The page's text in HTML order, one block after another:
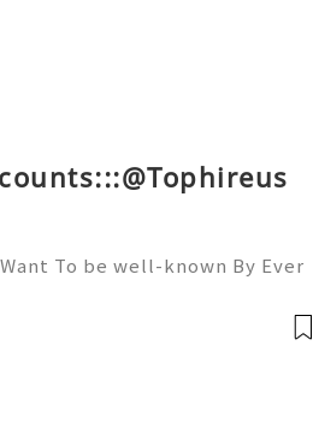
To be well-known By Ever
Followers, Comments, And S